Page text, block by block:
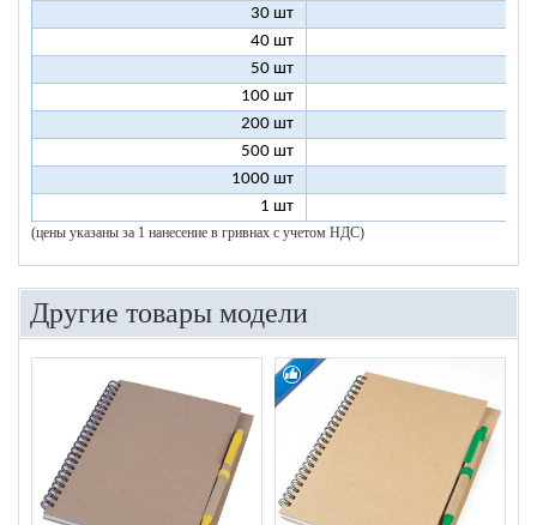
30 шт
40 шт
50 шт
100 шт
200 шт
500 шт
1000 шт
1 шт
(цены указаны за 1 нанесение в гривнах с учетом НДС)
Другие товары модели